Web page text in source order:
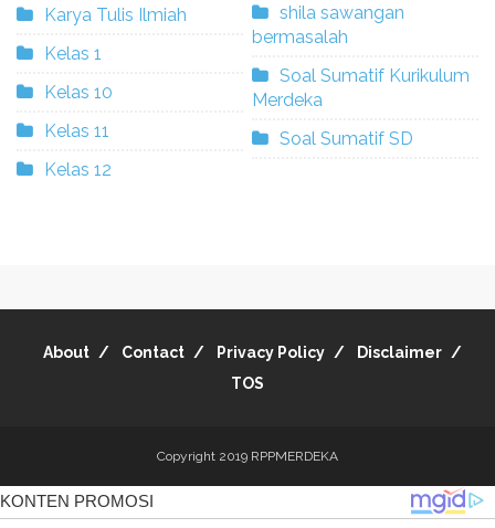
Karya Tulis Ilmiah
Kelas 1
Kelas 10
Kelas 11
Kelas 12
shila sawangan
bermasalah
Soal Sumatif Kurikulum
Merdeka
Soal Sumatif SD
About Contact Privacy Policy
Disclaimer
TOS
Copyright 2019 RPPMERDEKA